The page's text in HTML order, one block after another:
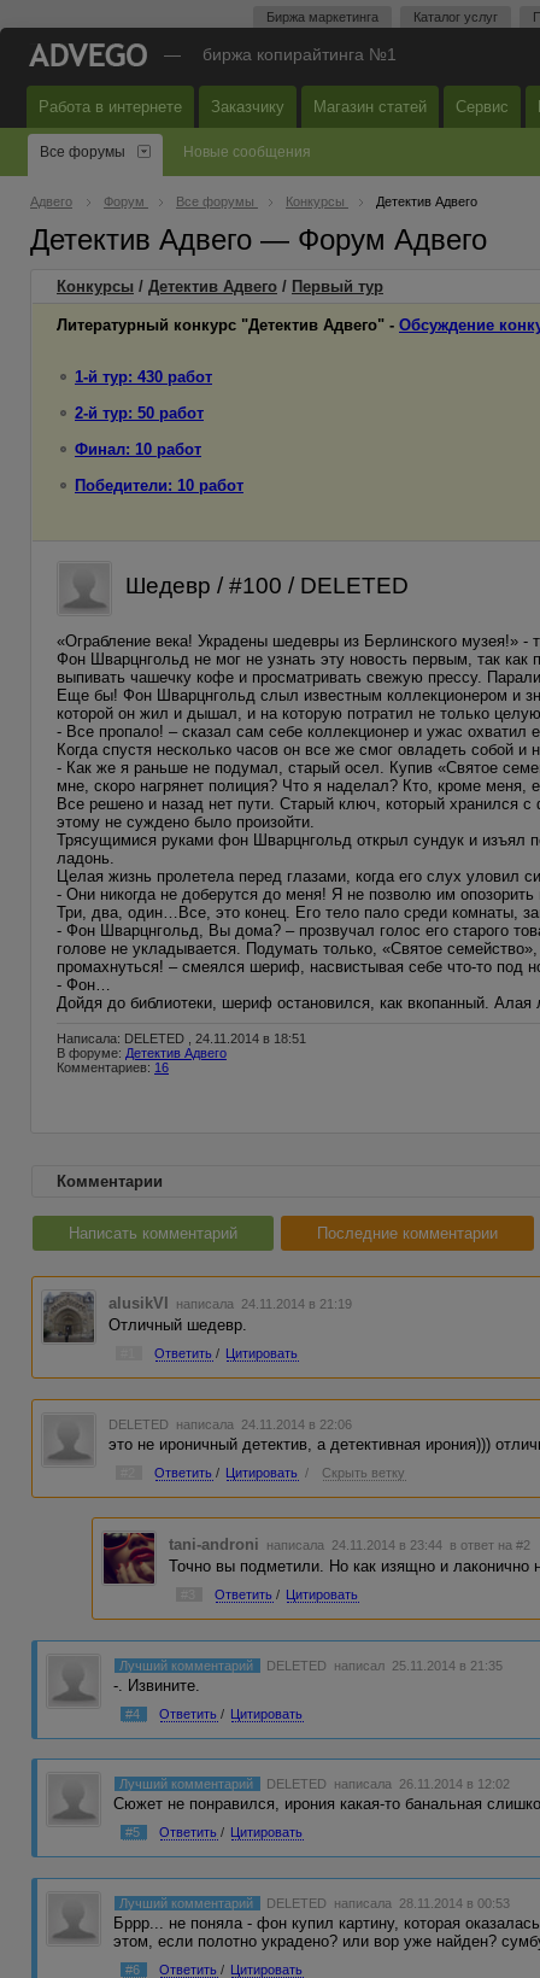
Биржа маркетинга Каталог услуг
— биржа копирайтинга №1
Работа в интернете Заказчику Магазин статей Сервис
Все форумы Новые сообщения
Адвего Форум Все форумы Конкурсы Детектив Адвего
Детектив Адвего — Форум Адвего
Конкурсы / Детектив Адвего / Первый тур
Литературный конкурс "Детектив Адвего" - Обсуждение
1-й тур: 430 работ
2-й тур: 50 работ
Финал: 10 работ
Победители: 10 работ
Шедевр / #100 / DELETED
«Ограбление века! Украдены шедевры из Берлинского музея!» -
Фон Шварцнгольд не мог не узнать эту новость первым, так
выпивать чашечку кофе и просматривать свежую прессу.
Еще бы! Фон Шварцнгольд слыл известным коллекционером и
которой он жил и дышал, и на которую потратил не только
- Все пропало! – сказал сам себе коллекционер и ужас охватил
Когда спустя несколько часов он все же смог овладеть собой
- Как же я раньше не подумал, старый осел. Купив «Святое
мне, скоро нагрянет полиция? Что я наделал? Кто, кроме
Все решено и назад нет пути. Старый ключ, который хранился
этому не суждено было произойти.
Трясущимися руками фон Шварцнгольд открыл сундук и изъял
ладонь.
Целая жизнь пролетела перед глазами, когда его слух уловил
- Они никогда не доберутся до меня! Я не позволю им
Три, два, один…Все, это конец. Его тело пало среди комнаты,
- Фон Шварцнгольд, Вы дома? – прозвучал голос его старого
голове не укладывается. Подумать только, «Святое
промахнуться! – смеялся шериф, насвистывая себе что-то под
- Фон…
Дойдя до библиотеки, шериф остановился, как вкопанный.
Написала: DELETED , 24.11.2014 в 18:51
В форуме: Детектив Адвего
Комментариев: 16
Комментарии
Написать комментарий Последние комментарии
alusikVI написала 24.11.2014 в 21:19
Отличный шедевр.
Ответить / Цитировать
DELETED написала 24.11.2014 в 22:06
это не ироничный детектив, а детективная ирония)))
Ответить / Цитировать / Скрыть ветку
tani-androni написала 24.11.2014 в 23:44 в ответ на #2
Точно вы подметили. Но как изящно и лаконично
Ответить / Цитировать
Лучший комментарий DELETED написал 25.11.2014 в 21:35
-. Извините.
#4 Ответить / Цитировать
Лучший комментарий DELETED написала 26.11.2014 в 12:02
Сюжет не понравился, ирония какая-то банальная
#5 Ответить / Цитировать
Лучший комментарий DELETED написала 28.11.2014 в 00:53
Бррр... не поняла - фон купил картину, которая
этом, если полотно украдено? или вор уже найден?
#6 Ответить / Цитировать